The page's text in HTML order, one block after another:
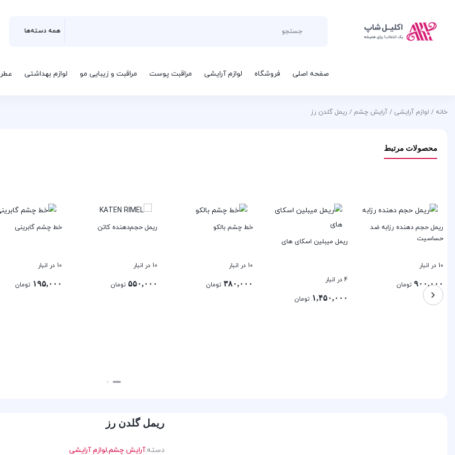
صفحه اصلی فروشگاه لوازم آرایشی مراقبت پوست مراقبت و زیبایی مو لوازم بهداشتی
خانه / لوازم آرایشی / آرایش چشم / ریمل گلدن رز
محصولات مرتبط
ریمل حجم دهنده رزابه ضد
حساسیت
10 در انبار
۹۰۰,۰۰۰ تومان
ریمل میبلین اسکای های
4 در انبار
۱,۴۵۰,۰۰۰ تومان
خط چشم بالکو
10 در انبار
۳۸۰,۰۰۰ تومان
ریمل حجم‌دهنده کاتن
10 در انبار
۵۵۰,۰۰۰ تومان
خط چشم گابرینی
10 در انبار
۱۹۵,۰۰۰ تومان
ریمل گلدن رز
دسته:آرایش چشم,لوازم آرایشی